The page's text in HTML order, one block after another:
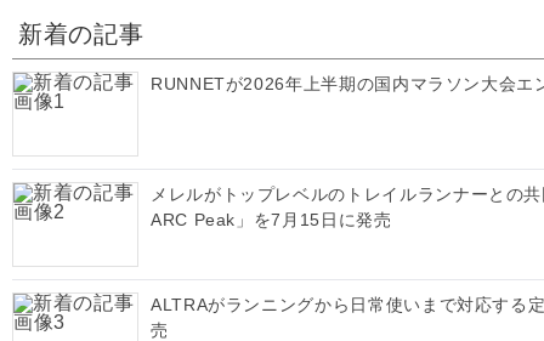
新着の記事
RUNNETが2026年上半期の国内マラソン大会
メレルがトップレベルのトレイルランナーとの
ARC Peak」を7月15日に発売
ALTRAがランニングから日常使いまで対応する
売